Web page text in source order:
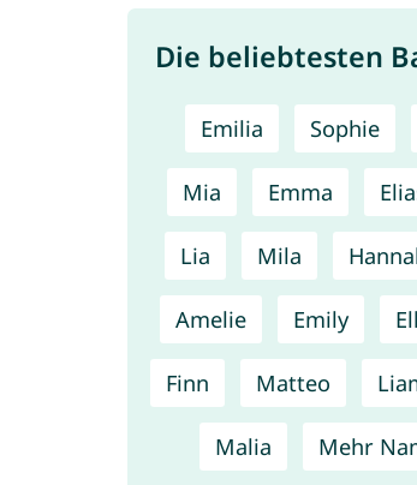
Die beliebtesten
Emilia Sophie
Mia Emma
Lia Mila
Amelie Emily
Finn Matteo
Malia Mehr